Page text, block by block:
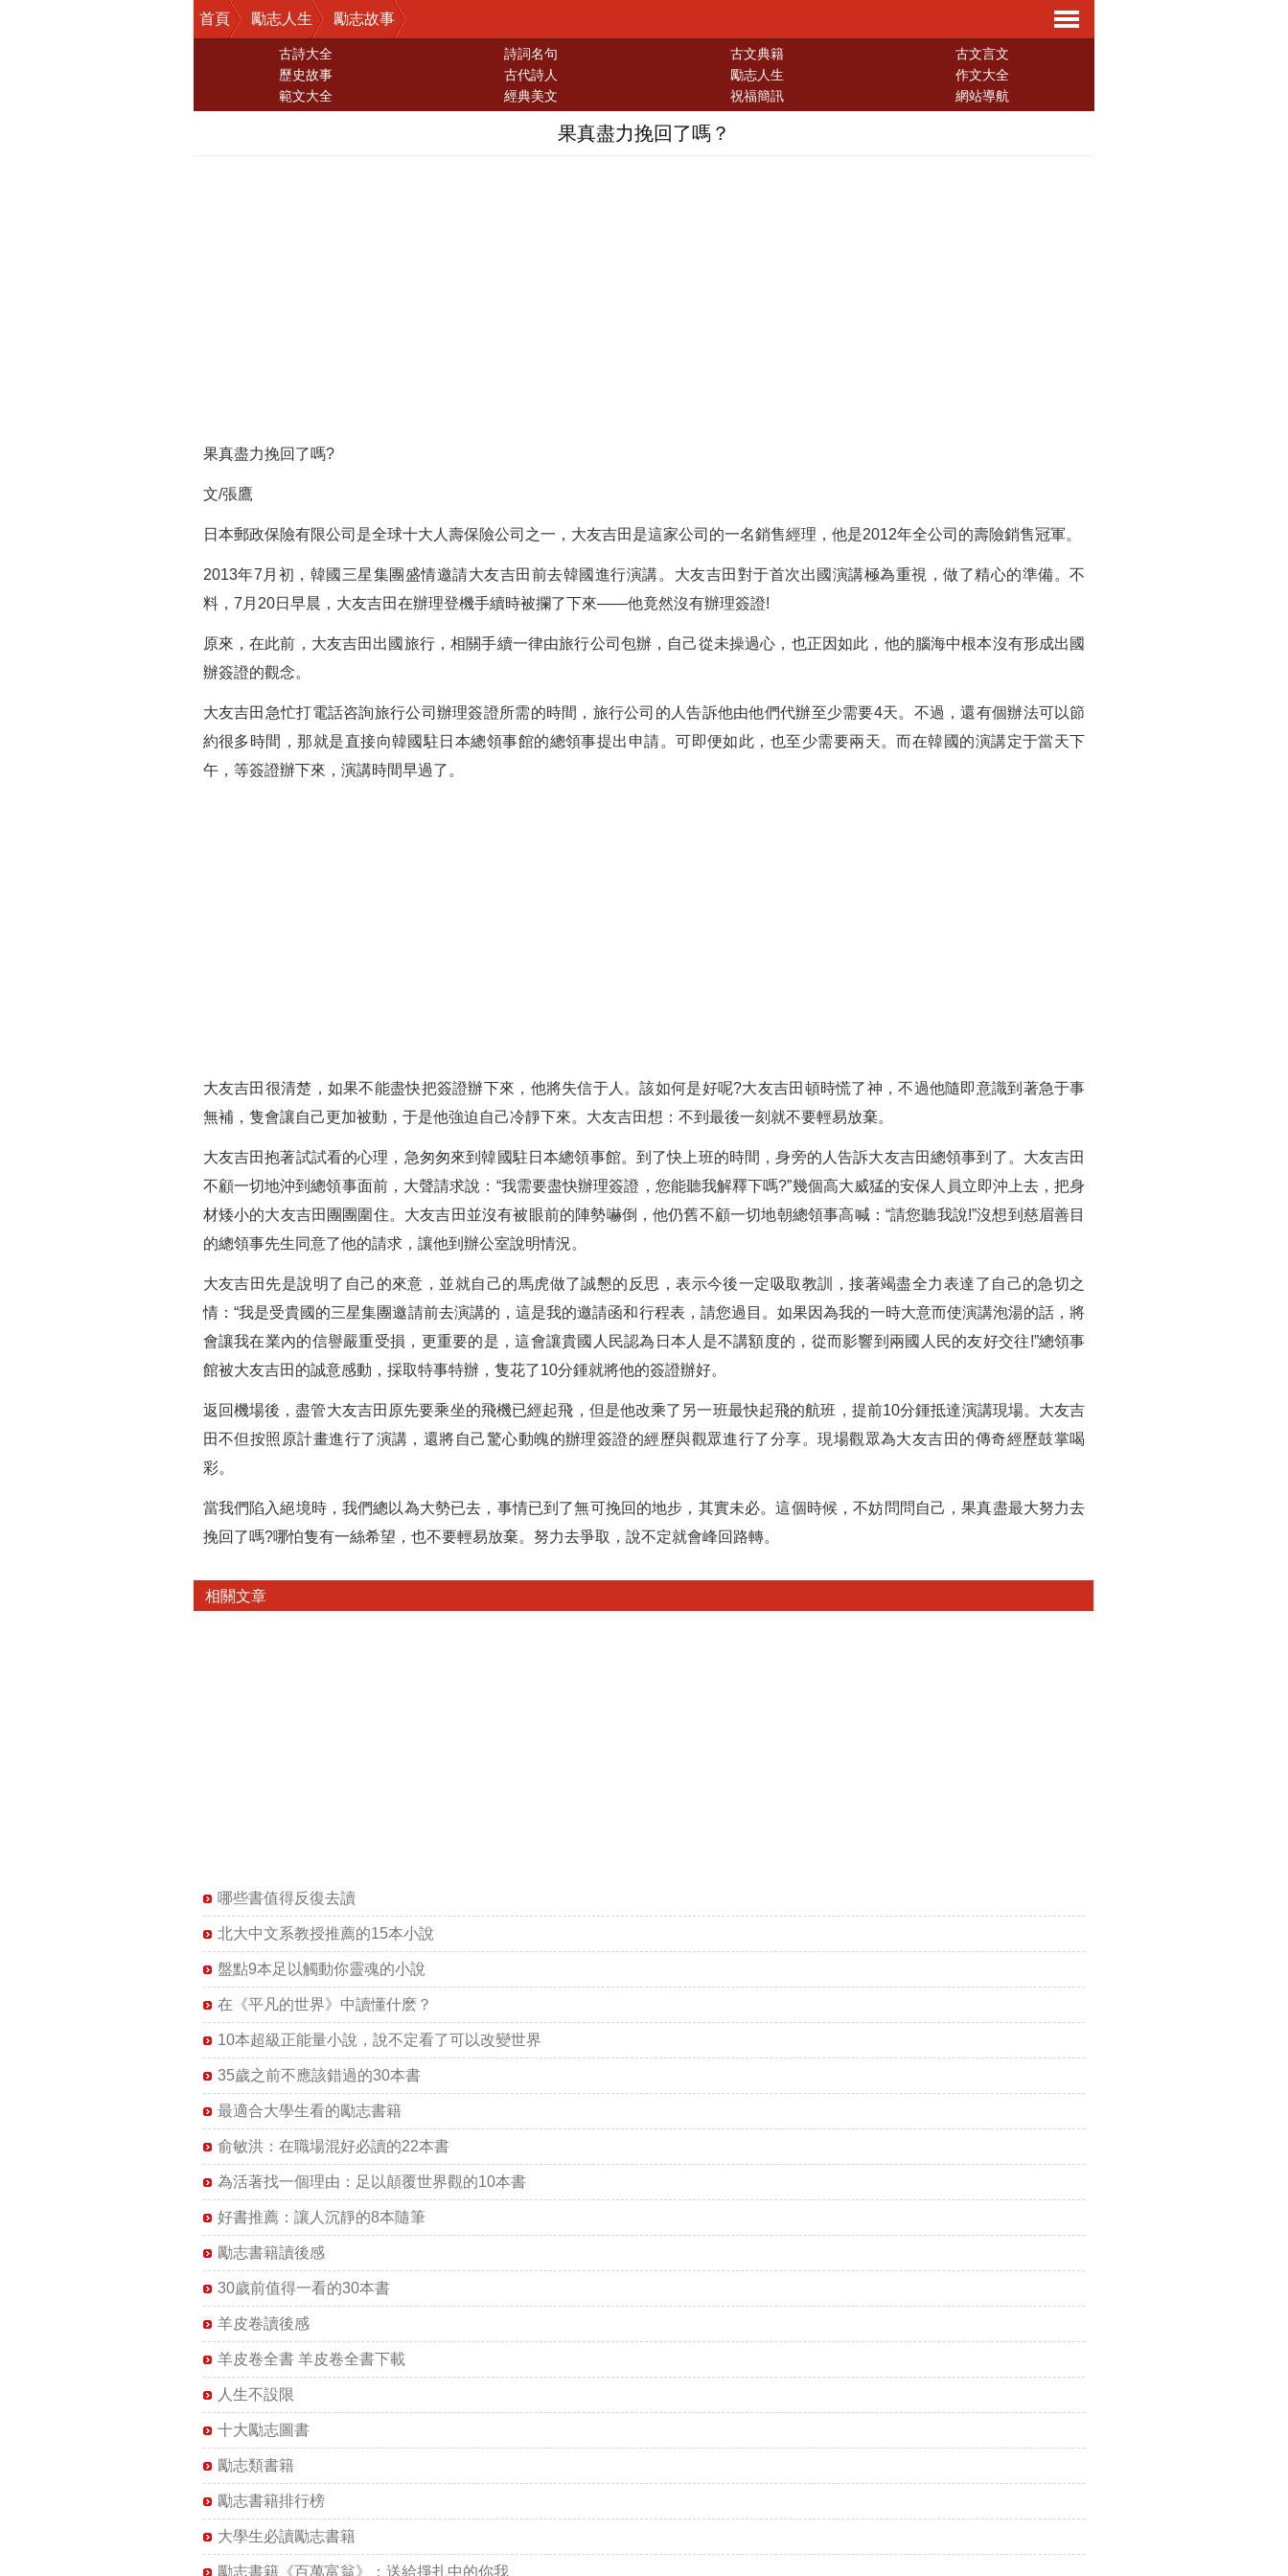
首頁 勵志人生
勵志故事
導
古詩大全 詩詞名句 古文典籍
古文言文
歷史故事
古代詩人 勵志人生
作文大全
範文大全
經典美文 祝福簡訊 網站導航
果真盡力挽回了嗎？
果真盡力挽回了嗎?
文/張鷹
日本郵政保險有限公司是全球十大人壽保險公司之一，大友吉田是這家公司的一名銷售經理，他是2012年全公司的壽險銷售冠軍。
2013年7月初，韓國三星集團盛情邀請大友吉田前去韓國進行演講。大友吉田對于首次出國演講極為重視，做了精心的準備。不
料，7月20日早晨，大友吉田在辦理登機手續時被攔了下來——他竟然沒有辦理簽證!
原來，在此前，大友吉田出國旅行，相關手續一律由旅行公司包辦，自己從未操過心，也正因如此，他的腦海中根本沒有形成出國
辦簽證的觀念。
大友吉田急忙打電話咨詢旅行公司辦理簽證所需的時間，旅行公司的人告訴他由他們代辦至少需要4天。不過，還有個辦法可以節
約很多時間，那就是直接向韓國駐日本總領事館的總領事提出申請。可即便如此，也至少需要兩天。而在韓國的演講定于當天下
午，等簽證辦下來，演講時間早過了。
大友吉田很清楚，如果不能盡快把簽證辦下來，他將失信于人。該如何是好呢?大友吉田頓時慌了神，不過他隨即意識到著急于事
無補，隻會讓自己更加被動，于是他強迫自己冷靜下來。大友吉田想：不到最後一刻就不要輕易放棄。
大友吉田抱著試試看的心理，急匆匆來到韓國駐日本總領事館。到了快上班的時間，身旁的人告訴大友吉田總領事到了。大友吉田
不顧一切地沖到總領事面前，大聲請求說：“我需要盡快辦理簽證，您能聽我解釋下嗎?”幾個高大威猛的安保人員立即沖上去，把身
材矮小的大友吉田團團圍住。大友吉田並沒有被眼前的陣勢嚇倒，他仍舊不顧一切地朝總領事高喊：“請您聽我說!”沒想到慈眉善目
的總領事先生同意了他的請求，讓他到辦公室說明情況。
大友吉田先是說明了自己的來意，並就自己的馬虎做了誠懇的反思，表示今後一定吸取教訓，接著竭盡全力表達了自己的急切之
情：“我是受貴國的三星集團邀請前去演講的，這是我的邀請函和行程表，請您過目。如果因為我的一時大意而使演講泡湯的話，將
會讓我在業內的信譽嚴重受損，更重要的是，這會讓貴國人民認為日本人是不講額度的，從而影響到兩國人民的友好交往!”總領事
館被大友吉田的誠意感動，採取特事特辦，隻花了10分鍾就將他的簽證辦好。
返回機場後，盡管大友吉田原先要乘坐的飛機已經起飛，但是他改乘了另一班最快起飛的航班，提前10分鍾抵達演講現場。大友吉
田不但按照原計畫進行了演講，還將自己驚心動魄的辦理簽證的經歷與觀眾進行了分享。現場觀眾為大友吉田的傳奇經歷鼓掌喝
彩。
當我們陷入絕境時，我們總以為大勢已去，事情已到了無可挽回的地步，其實未必。這個時候，不妨問問自己，果真盡最大努力去
挽回了嗎?哪怕隻有一絲希望，也不要輕易放棄。努力去爭取，說不定就會峰回路轉。
相關文章
哪些書值得反復去讀
北大中文系教授推薦的15本小說
盤點9本足以觸動你靈魂的小說
在《平凡的世界》中讀懂什麽？
10本超級正能量小說，說不定看了可以改變世界
35歲之前不應該錯過的30本書
最適合大學生看的勵志書籍
俞敏洪：在職場混好必讀的22本書
為活著找一個理由：足以顛覆世界觀的10本書
好書推薦：讓人沉靜的8本隨筆
勵志書籍讀後感
30歲前值得一看的30本書
羊皮卷讀後感
羊皮卷全書 羊皮卷全書下載
人生不設限
十大勵志圖書
勵志類書籍
勵志書籍排行榜
大學生必讀勵志書籍
勵志書籍《百萬富翁》：送給掙扎中的你我